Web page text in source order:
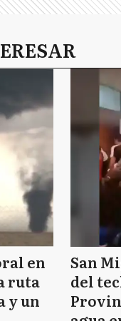
en
ruta
y un
San
del